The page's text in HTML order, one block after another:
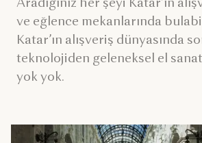
ve eğlence mekanlarında
Katar’ın alışveriş dünyasında
teknolojiden geleneksel el
yok yok.